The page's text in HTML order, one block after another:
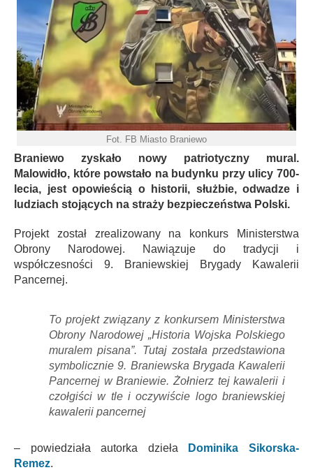
Fot. FB Miasto Braniewo
Braniewo zyskało nowy patriotyczny mural.
Malowidło, które powstało na budynku przy ulicy 700-
lecia, jest opowieścią o historii, służbie, odwadze i
ludziach stojących na straży bezpieczeństwa Polski.
Projekt został zrealizowany na konkurs Ministerstwa
Obrony Narodowej. Nawiązuje do tradycji i
współczesności 9. Braniewskiej Brygady Kawalerii
Pancernej.
To projekt związany z konkursem Ministerstwa
Obrony Narodowej „Historia Wojska Polskiego
muralem pisana”. Tutaj została przedstawiona
symbolicznie 9. Braniewska Brygada Kawalerii
Pancernej w Braniewie. Żołnierz tej kawalerii i
czołgiści w tle i oczywiście logo braniewskiej
kawalerii pancernej
– powiedziała autorka dzieła
Dominika Sikorska-
Remez.